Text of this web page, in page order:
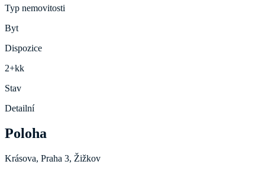
Typ nemovitosti
Byt
Dispozice
2+kk
Stav
Detailní
Poloha
Krásova, Praha 3, Žižkov